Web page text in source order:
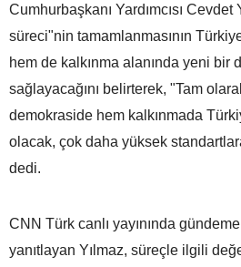
Cumhurbaşkanı Yardımcısı Cevdet
süreci"nin tamamlanmasının
hem de kalkınma alanında yeni bir
sağlayacağını belirterek, "Tam
demokraside hem kalkınmada
olacak, çok daha yüksek
dedi.
CNN Türk canlı yayınında
yanıtlayan Yılmaz, süreçle ilgili